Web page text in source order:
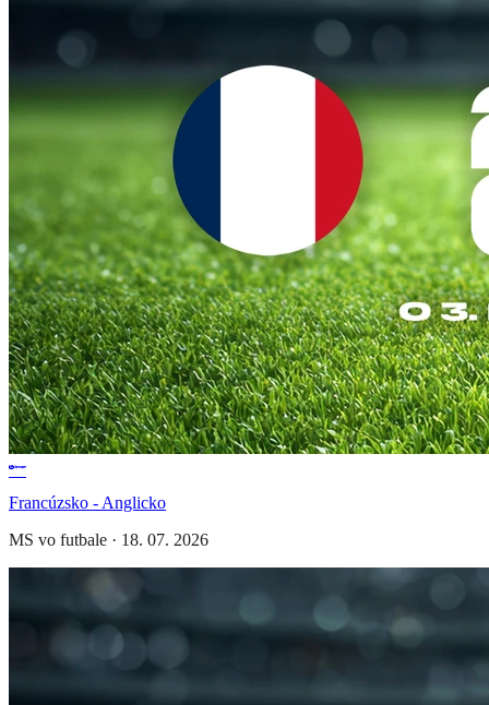
Francúzsko - Anglicko
MS vo futbale · 18. 07. 2026